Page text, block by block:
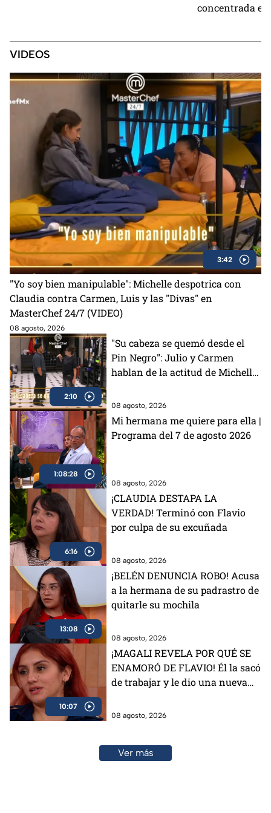
concentrada en
VIDEOS
3:42
"Yo soy bien manipulable": Michelle despotrica con
Claudia contra Carmen, Luis y las "Divas" en
MasterChef 24/7 (VIDEO)
08 agosto, 2026
2:10
"Su cabeza se quemó desde el
Pin Negro": Julio y Carmen
hablan de la actitud de Michelle
08 agosto, 2026
1:08:28
Mi hermana me quiere para ella |
Programa del 7 de agosto 2026
08 agosto, 2026
6:16
¡CLAUDIA DESTAPA LA
VERDAD! Terminó con Flavio
por culpa de su excuñada
08 agosto, 2026
13:08
¡BELÉN DENUNCIA ROBO! Acusa
a la hermana de su padrastro de
quitarle su mochila
08 agosto, 2026
10:07
¡MAGALI REVELA POR QUÉ SE
ENAMORÓ DE FLAVIO! Él la sacó
de trabajar y le dio una nueva
08 agosto, 2026
Ver más